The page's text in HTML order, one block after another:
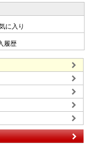
に入り
履歴